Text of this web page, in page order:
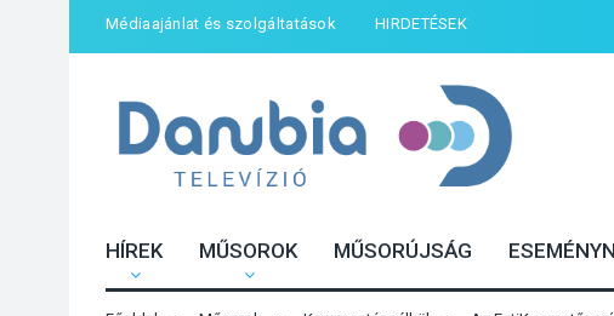
Médiaajánlat és szolgáltatások HIRDETÉSEK
HÍREK MŰSOROK MŰSORÚJSÁG